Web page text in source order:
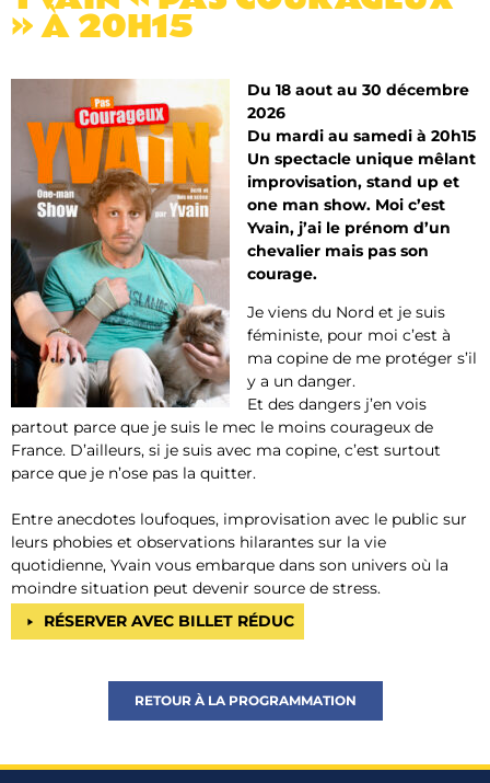
» À 20H15
Du 18 aout au 30 décembre
2026
Du mardi au samedi à 20h15
Un spectacle unique mêlant
improvisation, stand up et
one man show. Moi c’est
Yvain, j’ai le prénom d’un
chevalier mais pas son
courage.
Je viens du Nord et je suis
féministe, pour moi c’est à
ma copine de me protéger s’il
y a un danger.
Et des dangers j’en vois
partout parce que je suis le mec le moins courageux de
France. D’ailleurs, si je suis avec ma copine, c’est surtout
parce que je n’ose pas la quitter.
Entre anecdotes loufoques, improvisation avec le public sur
leurs phobies et observations hilarantes sur la vie
quotidienne, Yvain vous embarque dans son univers où la
moindre situation peut devenir source de stress.
RÉSERVER AVEC BILLET RÉDUC
RETOUR À LA PROGRAMMATION